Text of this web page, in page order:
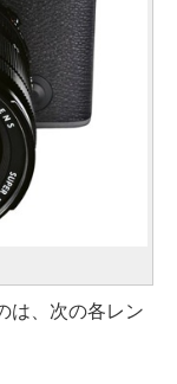
は、次の各レン